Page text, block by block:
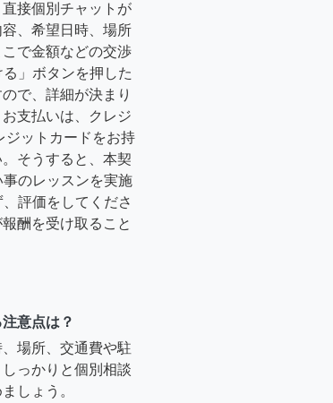
接個別チャットが
、希望日時、場所
で金額などの交渉
」ボタンを押した
で、詳細が決まり
支払いは、クレジ
ジットカードをお持
そうすると、本契
のレッスンを実施
評価をしてくださ
酬を受け取ること
意点は？
場所、交通費や駐
っかりと個別相談
しょう。